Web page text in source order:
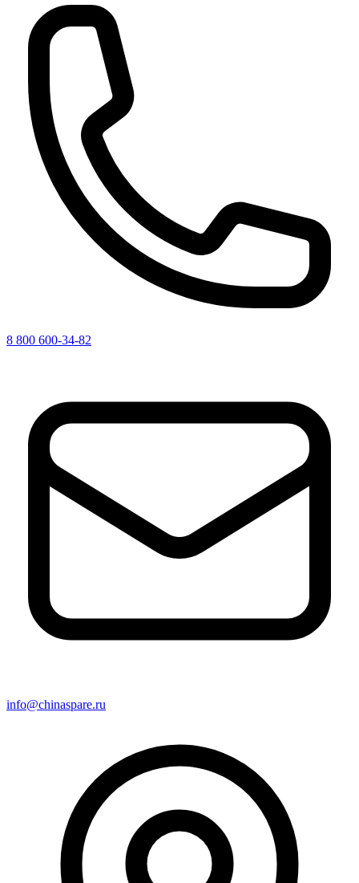
8 800 600-34-82
info@chinaspare.ru